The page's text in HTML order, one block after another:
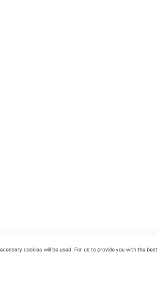
cookies will be used. For us to provide you with the